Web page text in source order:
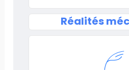
Réalités